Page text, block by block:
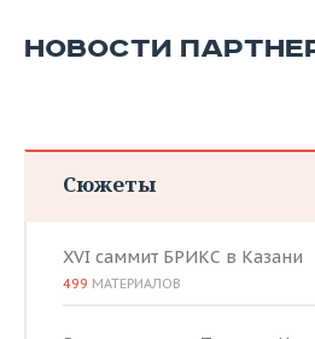
НОВОСТИ
Сюжеты
XVI саммит БРИКС в Казани
499 МАТЕРИАЛОВ